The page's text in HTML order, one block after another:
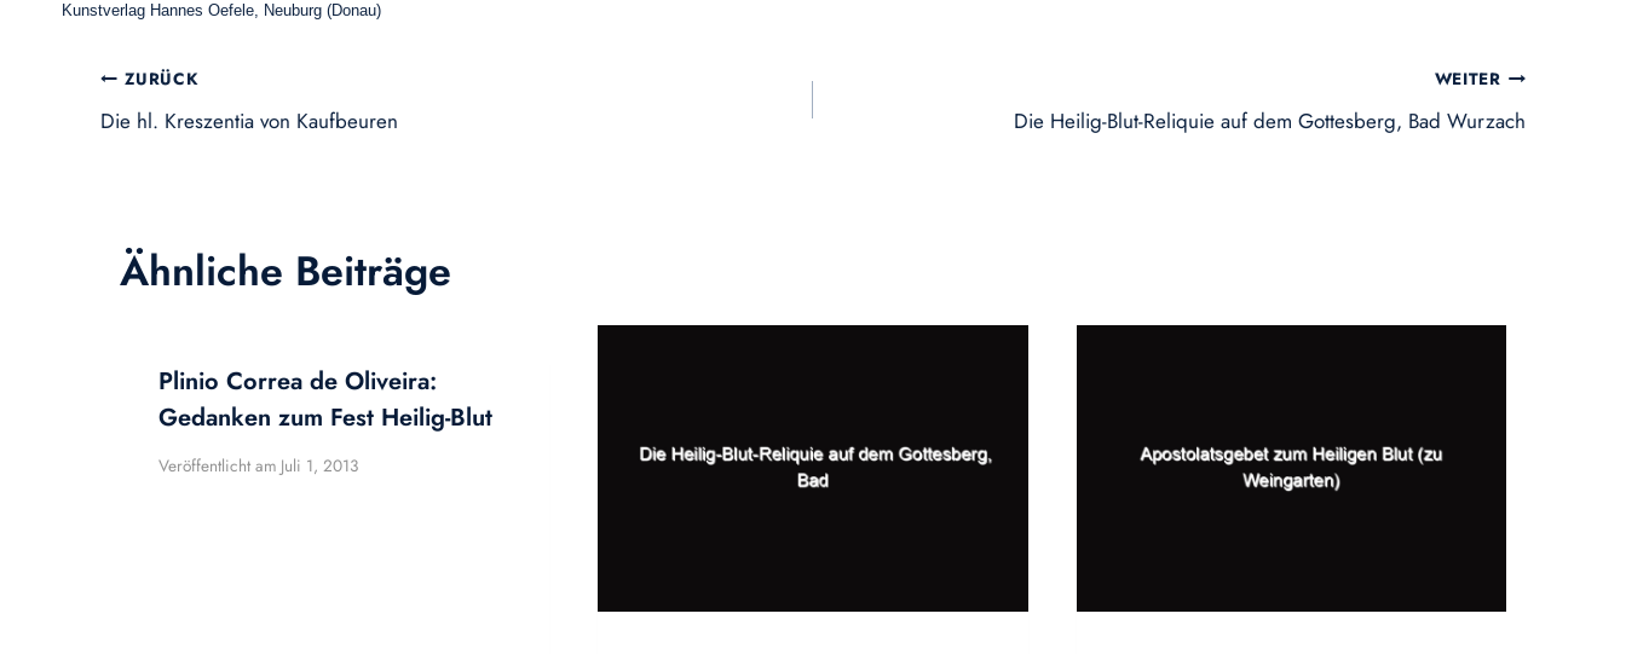
Kunstverlag Hannes Oefele, Neuburg (Donau)
Beitragsnavigation
ZURÜCK
Die hl. Kreszentia von Kaufbeuren
WEITER
Die Heilig-Blut-Reliquie auf dem Gottesberg, Bad Wurzach
Ähnliche Beiträge
Plinio Correa de Oliveira:
Gedanken zum Fest Heilig-Blut
Veröffentlicht am Juli 1, 2013